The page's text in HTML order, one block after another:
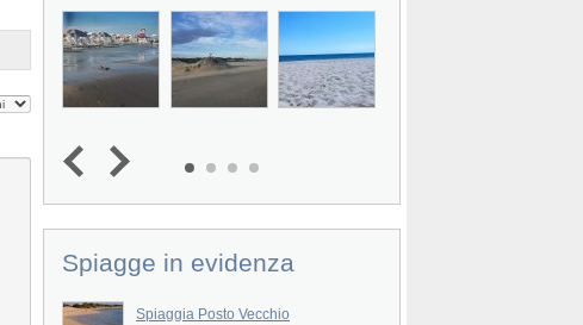
Spiagge in evidenza
Spiaggia Posto Vecchio